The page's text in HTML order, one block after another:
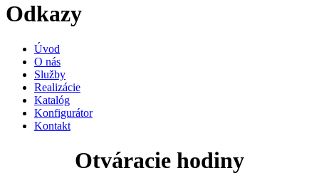
Odkazy
Úvod
O nás
Služby
Realizácie
Katalóg
Konfigurátor
Kontakt
Otváracie hodiny